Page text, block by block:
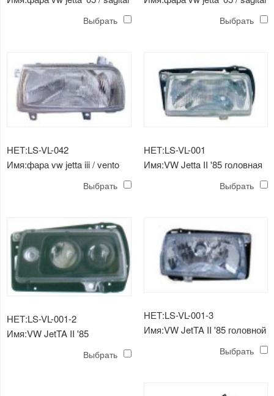
Выбрать Выбрать
НЕТ:LS-VL-042
Имя:фара vw jetta iii / vento
Выбрать
НЕТ:LS-VL-001
Имя:VW Jetta II '85 головная
Выбрать
НЕТ:LS-VL-001-2
Имя:VW JetTA II '85
Выбрать
НЕТ:LS-VL-001-3
Имя:VW JetTA II '85 головной
Выбрать